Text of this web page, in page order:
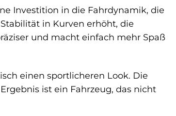
Investition in die Fahrdynamik, die
in Kurven erhöht, die
und macht einfach mehr Spaß
einen sportlicheren Look. Die
ist ein Fahrzeug, das nicht